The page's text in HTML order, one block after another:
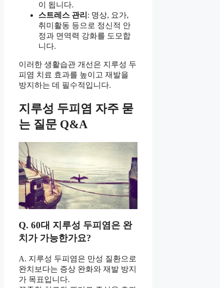
이 됩니다.
스트레스 관리 : 명상, 요가,
취미활동 등으로 정신적 안
정과 면역력 강화를 도모합
니다.
이러한 생활습관 개선은 지루성 두
피염 치료 효과를 높이고 재발을
방지하는 데 필수적입니다.
지루성 두피염 자주 묻
는 질문 Q&A
Q. 60대 지루성 두피염은 완
치가 가능한가요?
A. 지루성 두피염은 만성 질환으로
완치보다는 증상 완화와 재발 방지
가 목표입니다.